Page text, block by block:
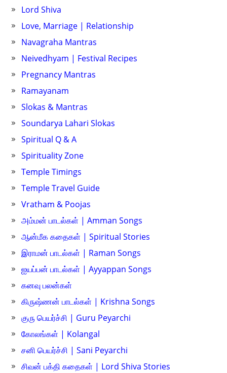
Lord Shiva
Love, Marriage | Relationship
Navagraha Mantras
Neivedhyam | Festival Recipes
Pregnancy Mantras
Ramayanam
Slokas & Mantras
Soundarya Lahari Slokas
Spiritual Q & A
Spirituality Zone
Temple Timings
Temple Travel Guide
Vratham & Poojas
அம்மன் பாடல்கள் | Amman Songs
ஆன்மீக கதைகள் | Spiritual Stories
இராமன் பாடல்கள் | Raman Songs
ஐயப்பன் பாடல்கள் | Ayyappan Songs
கனவு பலன்கள்
கிருஷ்ணன் பாடல்கள் | Krishna Songs
குரு பெயர்ச்சி | Guru Peyarchi
கோலங்கள் | Kolangal
சனி பெயர்ச்சி | Sani Peyarchi
சிவன் பக்தி கதைகள் | Lord Shiva Stories